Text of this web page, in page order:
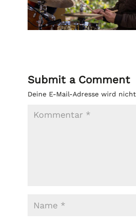
Submit a Comment
Deine E-Mail-Adresse wird